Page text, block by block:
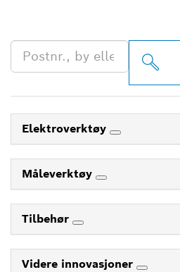
Elektroverktøy
Måleverktøy
Tilbehør
Videre innovasjoner